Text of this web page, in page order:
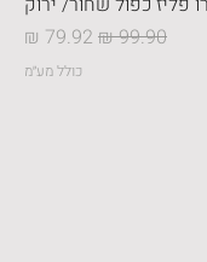
מחיר רגילמחיר מבצע
כולל מע״מ